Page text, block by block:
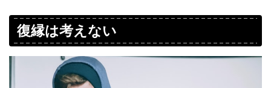
復縁は考えない